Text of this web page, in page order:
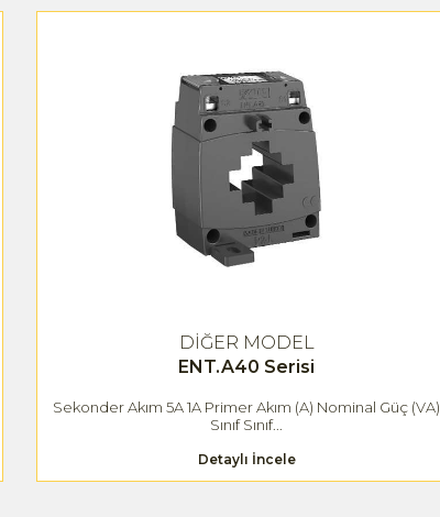
DİĞER MODEL
ENT.A40 Serisi
Sekonder Akım 5A 1A Primer Akım (A) Nominal Güç (VA)
Sınıf Sınıf...
Detaylı İncele